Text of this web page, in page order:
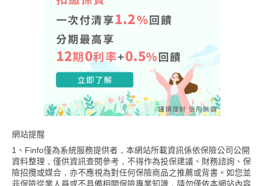
網站提醒
1、Finfo僅為系統服務提供者，本網站所載資訊係依保險公司公開
資料整理，僅供資訊查閱參考，不得作為投保建議、財務諮詢、保
險招攬或媒合，亦不應視為對任何保險商品之推薦或背書。如您並
非保險從業人員或不具備相關保險專業知識，請勿僅依本網站內容